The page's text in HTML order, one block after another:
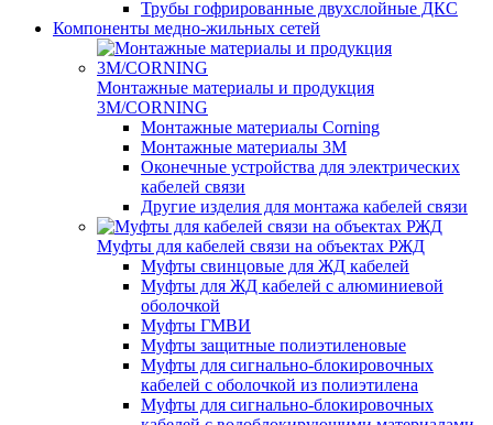
Трубы гофрированные двухслойные ДКС
Компоненты медно-жильных сетей
Монтажные материалы и продукция
3M/CORNING
Монтажные материалы Corning
Монтажные материалы 3M
Оконечные устройства для электрических
кабелей связи
Другие изделия для монтажа кабелей связи
Муфты для кабелей связи на объектах РЖД
Муфты свинцовые для ЖД кабелей
Муфты для ЖД кабелей с алюминиевой
оболочкой
Муфты ГМВИ
Муфты защитные полиэтиленовые
Муфты для сигнально-блокировочных
кабелей с оболочкой из полиэтилена
Муфты для сигнально-блокировочных